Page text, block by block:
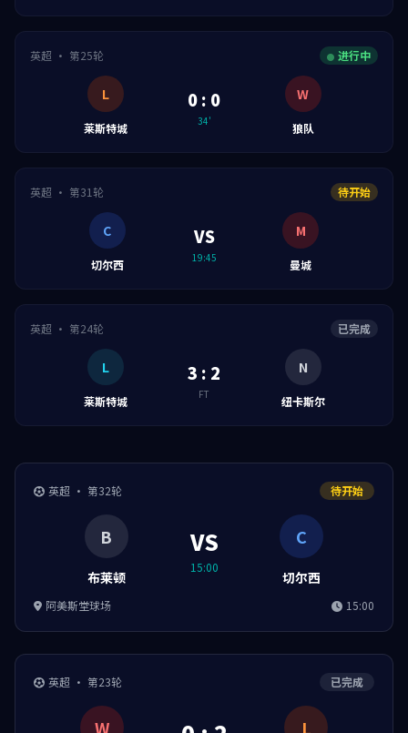
英超 · 第25轮 进行中
L
莱斯特城
0 : 0
34'
W
狼队
英超 · 第31轮 待开始
C
切尔西
VS
19:45
M
曼城
英超 · 第24轮 已完成
L
莱斯特城
3 : 2
FT
N
纽卡斯尔
英超 · 第32轮 待开始
B
布莱顿
VS
15:00
C
切尔西
阿美斯堂球场 15:00
英超 · 第23轮 已完成
W L